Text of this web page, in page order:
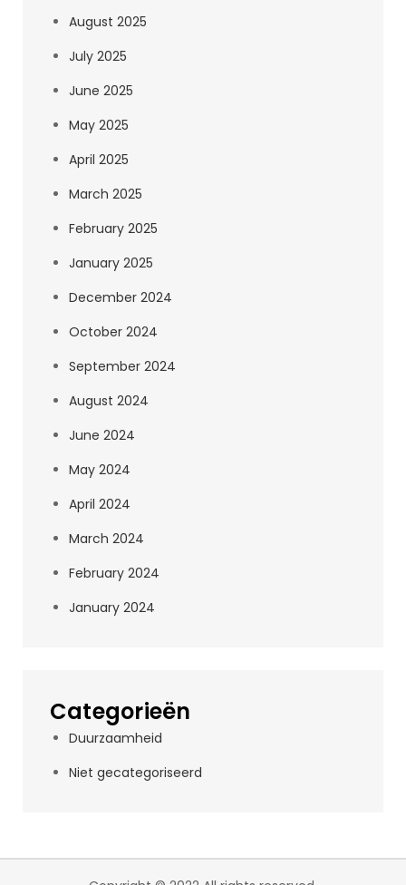
August 2025
July 2025
June 2025
May 2025
April 2025
March 2025
February 2025
January 2025
December 2024
October 2024
September 2024
August 2024
June 2024
May 2024
April 2024
March 2024
February 2024
January 2024
Categorieën
Duurzaamheid
Niet gecategoriseerd